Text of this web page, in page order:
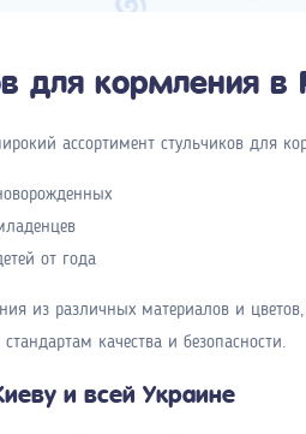
для кормления в
ассортимент стульчиков для
от года
из различных материалов и
качества и безопасности.
и всей Украине